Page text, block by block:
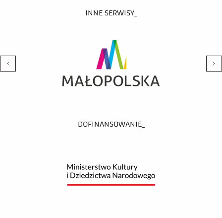
INNE SERWISY_
DOFINANSOWANIE_